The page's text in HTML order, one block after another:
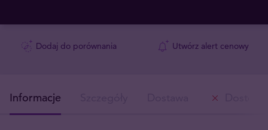
Dodaj do porównania Utwórz alert cenowy
Informacje